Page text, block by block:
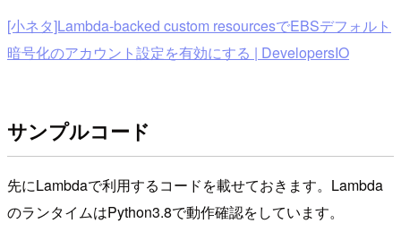
[小ネタ]Lambda-backed custom resourcesでEBSデフォルト
暗号化のアカウント設定を有効にする | DevelopersIO
サンプルコード
先にLambdaで利用するコードを載せておきます。Lambda
のランタイムはPython3.8で動作確認をしています。